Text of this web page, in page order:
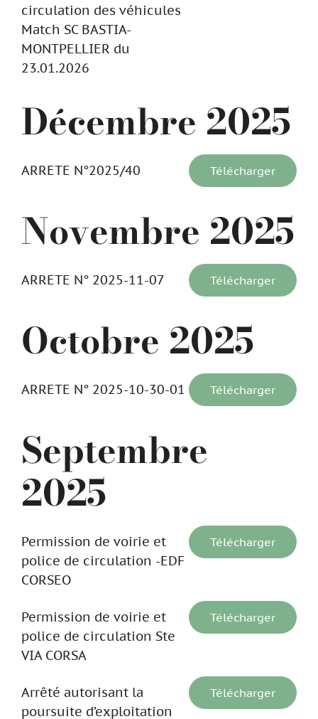
circulation des véhicules
Match SC BASTIA-
MONTPELLIER du
23.01.2026
Décembre 2025
ARRETE N°2025/40 Télécharger
Novembre 2025
ARRETE N° 2025-11-07 Télécharger
Octobre 2025
ARRETE N° 2025-10-30-01 Télécharger
Septembre
2025
Permission de voirie et
police de circulation -EDF
CORSEO
Télécharger
Permission de voirie et
police de circulation Ste
VIA CORSA
Télécharger
Arrêté autorisant la
poursuite d’exploitation
Télécharger